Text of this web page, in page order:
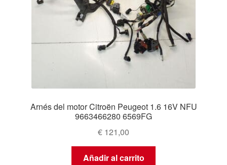
Arnés del motor Citroën Peugeot 1.6 16V NFU
9663466280 6569FG
€ 121,00
Añadir al carrito